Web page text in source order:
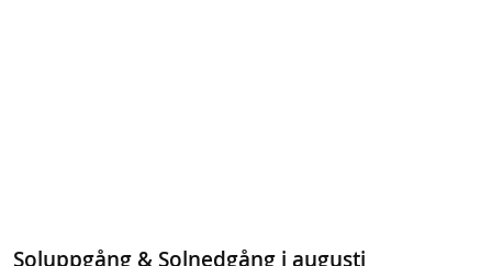
Soluppgång & Solnedgång i augusti